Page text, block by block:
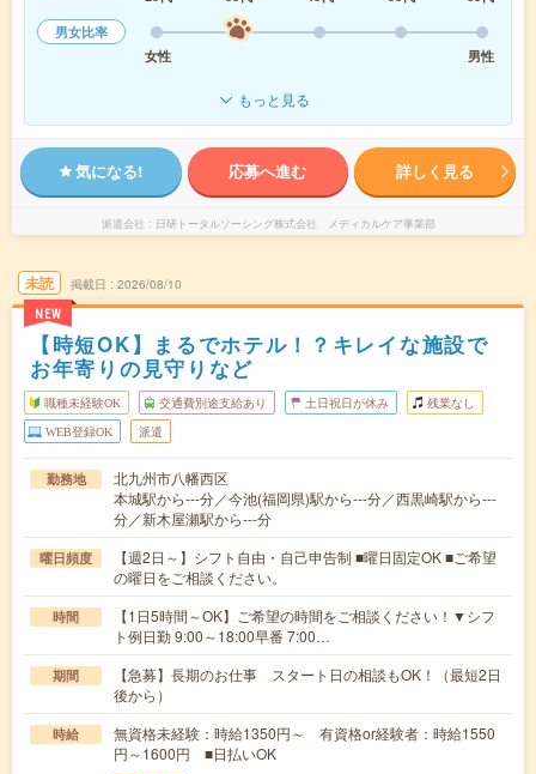
男女比率
女性
男性
もっと見る
気になる! 応募へ進む 詳しく見る
派遣会社 日研トータルソーシング株式会社 メディカルケア事業部
未読
NEW
掲載日 2026/08/10
【時短OK】まるでホテル！？キレイな施設で
お年寄りの見守りなど
職種未経験OK 交通費別途支給あり 土日祝日が休み 残業なし
WEB登録OK 派遣
勤務地
北九州市八幡西区
本城駅から---分／今池(福岡県)駅から---分／西黒崎駅から---
分／新木屋瀬駅から---分
曜日頻度
【週2日～】シフト自由・自己申告制 ■曜日固定OK ■ご希望
の曜日をご相談ください。
時間
【1日5時間～OK】ご希望の時間をご相談ください！▼シフ
ト例日勤 9:00～18:00早番 7:00…
期間
【急募】長期のお仕事 スタート日の相談もOK！（最短2日
後から）
時給
無資格未経験：時給1350円～ 有資格or経験者：時給1550
円～1600円 ■日払いOK